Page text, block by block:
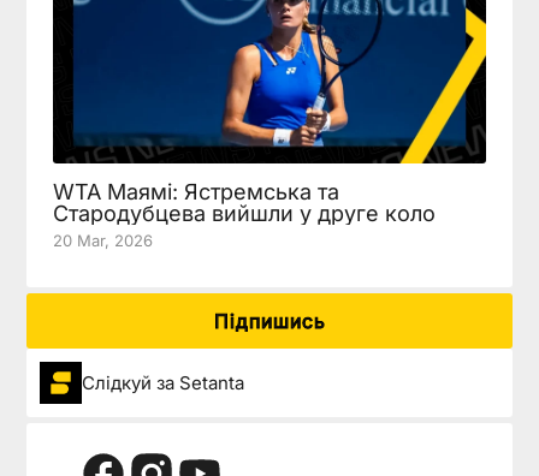
WTA Маямі: Ястремська та
Стародубцева вийшли у друге коло
20 Mar, 2026
Підпишись
Слідкуй за Setanta